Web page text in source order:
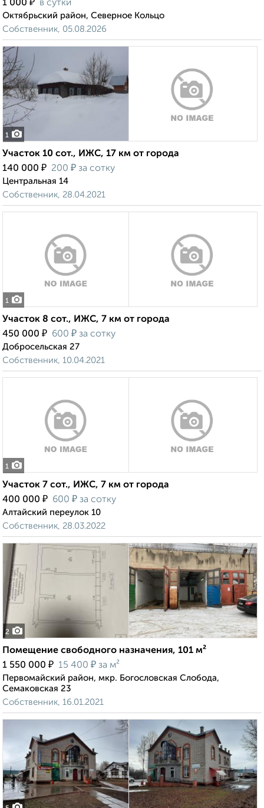
1 000 ₽ в сутки
Октябрьский район, Северное Кольцо
Собственник, 05.08.2026
1
Участок 10 сот., ИЖС, 17 км от города
140 000 ₽ 200 ₽ за сотку
Центральная 14
Собственник, 28.04.2021
1
Участок 8 сот., ИЖС, 7 км от города
450 000 ₽ 600 ₽ за сотку
Добросельская 27
Собственник, 10.04.2021
1
Участок 7 сот., ИЖС, 7 км от города
400 000 ₽ 600 ₽ за сотку
Алтайский переулок 10
Собственник, 28.03.2022
2
Помещение свободного назначения, 101 м²
1 550 000 ₽ 15 400 ₽ за м²
Первомайский район, мкр. Богословская Слобода,
Семаковская 23
Собственник, 16.01.2021